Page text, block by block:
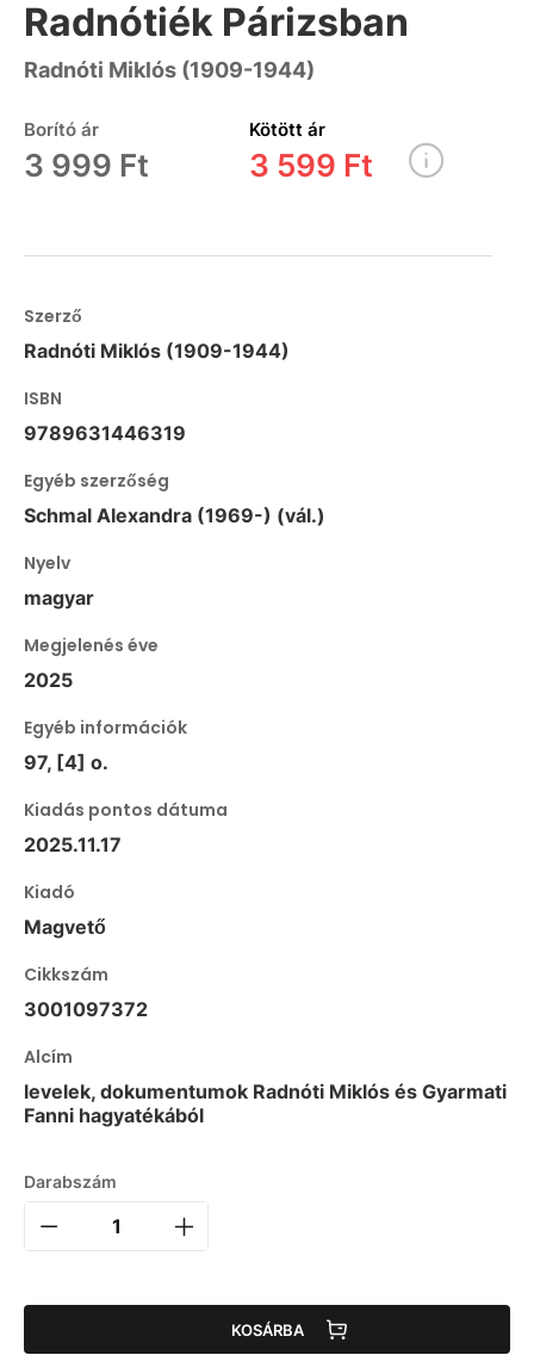
Radnótiék Párizsban
Radnóti Miklós (1909-1944)
Borító ár
3 999 Ft
Kötött ár
3 599 Ft
Szerző
Radnóti Miklós (1909-1944)
ISBN
9789631446319
Egyéb szerzőség
Schmal Alexandra (1969-) (vál.)
Nyelv
magyar
Megjelenés éve
2025
Egyéb információk
97, [4] o.
Kiadás pontos dátuma
2025.11.17
Kiadó
Magvető
Cikkszám
3001097372
Alcím
levelek, dokumentumok Radnóti Miklós és Gyarmati
Fanni hagyatékából
Darabszám
KOSÁRBA